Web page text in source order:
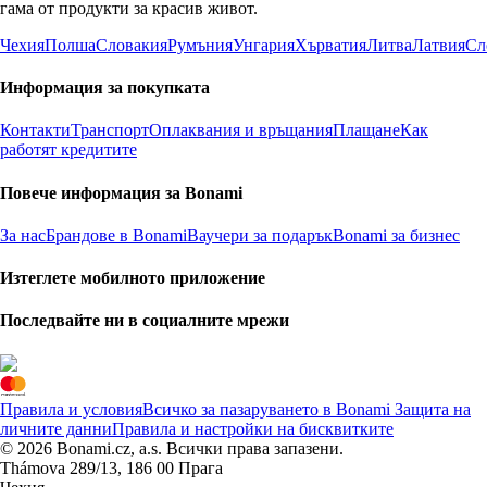
гама от продукти за красив живот.
ЧехияПолшаСловакияРумънияУнгарияХърватияЛитваЛатвия
Информация за покупката
КонтактиТранспортОплаквания и връщанияПлащанеКак
работят кредитите
Повече информация за Bonami
За насБрандове в BonamiВаучери за подаръкBonami за бизнес
Изтеглете мобилното приложение
Последвайте ни в социалните мрежи
Правила и условияВсичко за пазаруването в Bonami Защита на
личните данниПравила и настройки на бисквитките
© 2026 Bonami.cz, a.s. Всички права запазени.
Thámova 289/13, 186 00 Прага